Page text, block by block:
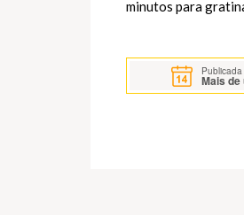
minutos para
Mais de